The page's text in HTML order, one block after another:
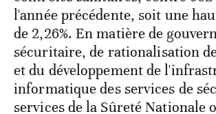
l'année précédente, soit une
de 2,26%. En matière de
sécuritaire, de rationalisation
et du développement de
informatique des services de
services de la Sûreté Nationale